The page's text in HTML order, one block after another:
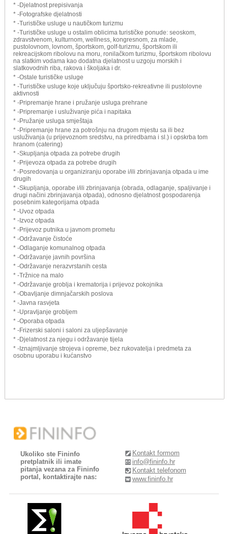
* -Djelatnost prepisivanja
* -Fotografske djelatnosti
* -Turističke usluge u nautičkom turizmu
* -Turističke usluge u ostalim oblicima turističke ponude: seoskom,
zdravstvenom, kulturnom, wellness, kongresnom, za mlade,
pustolovnom, lovnom, športskom, golf-turizmu, športskom ili
rekreacijskom ribolovu na moru, ronilačkom turizmu, športskom ribolovu
na slatkim vodama kao dodatna djelatnost u uzgoju morskih i
slatkovodnih riba, rakova i školjaka i dr.
* -Ostale turističke usluge
* -Turističke usluge koje uključuju športsko-rekreativne ili pustolovne
aktivnosti
* -Pripremanje hrane i pružanje usluga prehrane
* -Pripremanje i usluživanje pića i napitaka
* -Pružanje usluga smještaja
* -Pripremanje hrane za potrošnju na drugom mjestu sa ili bez
usluživanja (u prijevoznom sredstvu, na priredbama i sl.) i opskrba tom
hranom (catering)
* -Skupljanja otpada za potrebe drugih
* -Prijevoza otpada za potrebe drugih
* -Posredovanja u organiziranju oporabe i/ili zbrinjavanja otpada u ime
drugih
* -Skupljanja, oporabe i/ili zbrinjavanja (obrada, odlaganje, spaljivanje i
drugi načini zbrinjavanja otpada), odnosno djelatnost gospodarenja
posebnim kategorijama otpada
* -Uvoz otpada
* -Izvoz otpada
* -Prijevoz putnika u javnom prometu
* -Održavanje čistoće
* -Odlaganje komunalnog otpada
* -Održavanje javnih površina
* -Održavanje nerazvrstanih cesta
* -Tržnice na malo
* -Održavanje groblja i krematorija i prijevoz pokojnika
* -Obavljanje dimnjačarskih poslova
* -Javna rasvjeta
* -Upravljanje grobljem
* -Oporaba otpada
* -Frizerski saloni i saloni za uljepšavanje
* -Djelatnost za njegu i održavanje tijela
* -Iznajmljivanje strojeva i opreme, bez rukovatelja i predmeta za
osobnu uporabu i kućanstvo
Ukoliko ste Fininfo
pretplatnik ili imate
pitanja vezana za Fininfo
portal, kontaktirajte nas:
Kontakt formom
info@fininfo.hr
Kontakt telefonom
www.fininfo.hr